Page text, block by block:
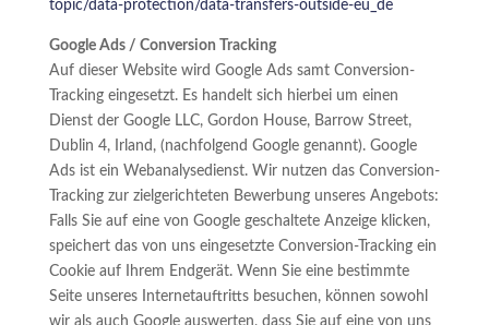
topic/data-protection/data-transfers-outside-eu_de
Google Ads / Conversion Tracking
Auf dieser Website wird Google Ads samt Conversion-
Tracking eingesetzt. Es handelt sich hierbei um einen
Dienst der Google LLC, Gordon House, Barrow Street,
Dublin 4, Irland, (nachfolgend Google genannt). Google
Ads ist ein Webanalysedienst. Wir nutzen das Conversion-
Tracking zur zielgerichteten Bewerbung unseres Angebots:
Falls Sie auf eine von Google geschaltete Anzeige klicken,
speichert das von uns eingesetzte Conversion-Tracking ein
Cookie auf Ihrem Endgerät. Wenn Sie eine bestimmte
Seite unseres Internetauftritts besuchen, können sowohl
wir als auch Google auswerten, dass Sie auf eine von uns